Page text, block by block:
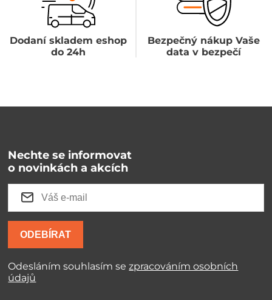
Dodaní skladem eshop
do 24h
Bezpečný nákup Vaše
data v bezpečí
Nechte se informovat
o novinkách a akcích
ODEBÍRAT
Odesláním souhlasím sezpracováním osobních
údajů